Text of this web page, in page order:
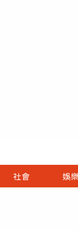
社會 娛樂
財經首頁
熱線
政